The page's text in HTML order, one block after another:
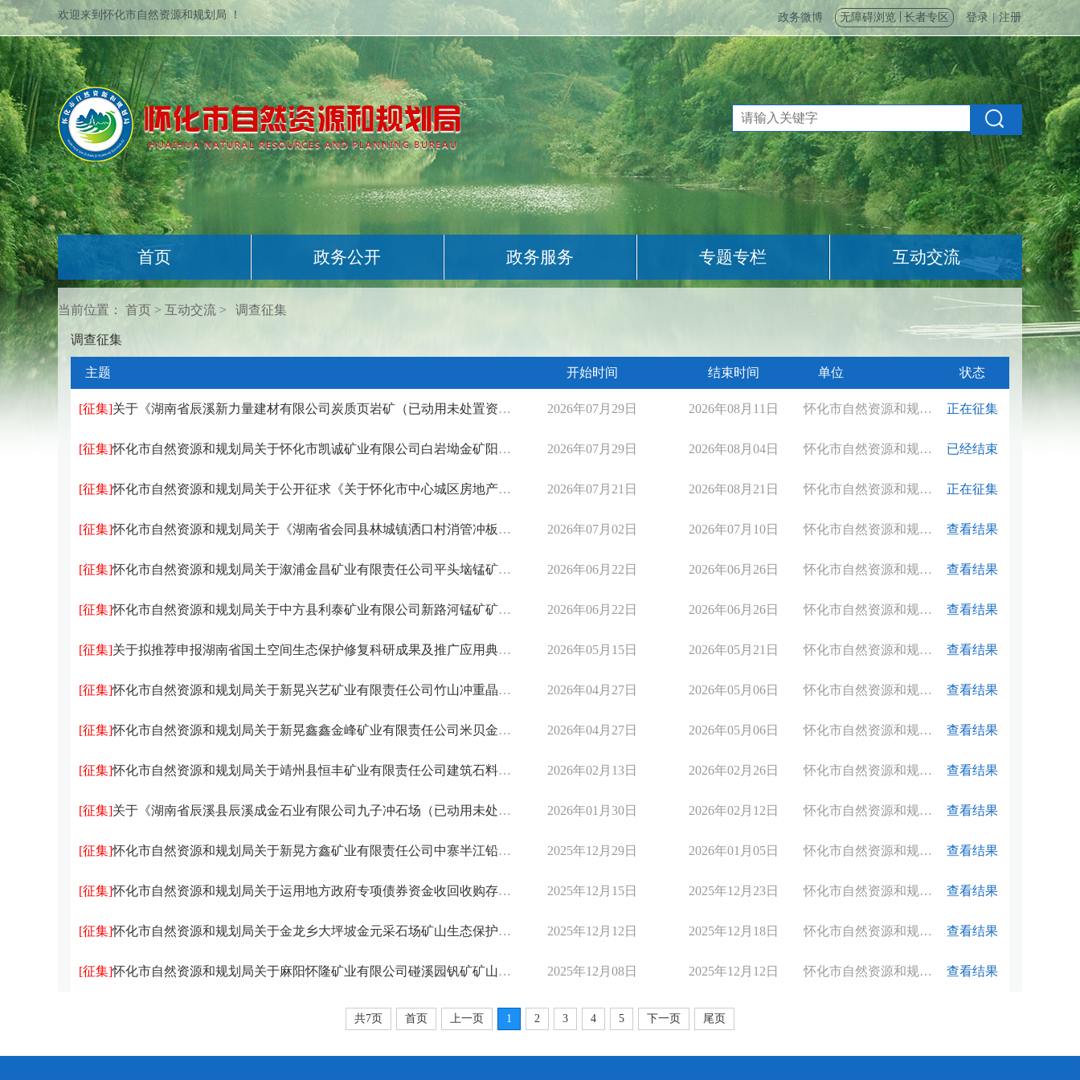
欢迎来到怀化市自然资源和规划局 ！ 政务微博 无障碍浏览 长者专区 登录 |注册
首页 政务公开 政务服务 专题专栏 互动交流
当前位置： 首页 > 互动交流 > 调查征集
调查征集
主题 开始时间 结束时间 单位 状态
[征集]关于《湖南省辰溪新力量建材有限公司炭质页岩矿（已动用未处置资源）采矿权出让收益评估报告摘要》的公示 2026年07月29日 2026年08月11日 怀化市自然资源和规划局 正在征集
[征集]怀化市自然资源和规划局关于怀化市凯诚矿业有限公司白岩坳金矿阳湾团矿区矿山生态保护修复分期验收合格的公示 2026年07月29日 2026年08月04日 怀化市自然资源和规划局 已经结束
[征集]怀化市自然资源和规划局关于公开征求《关于怀化市中心城区房地产用地项目容积率认定及增加容积率补缴土地出让价款有关事项的通知（修订稿）》意见建议的通 告 2026年07月21日 2026年08月21日 怀化市自然资源和规划局 正在征集
[征集]怀化市自然资源和规划局关于《湖南省会同县林城镇洒口村消管冲板岩矿生态修复方案》通过专家评审的公示 2026年07月02日 2026年07月10日 怀化市自然资源和规划局 查看结果
[征集]怀化市自然资源和规划局关于溆浦金昌矿业有限责任公司平头垴锰矿矿山生态保护修复分期验收合格的公示 2026年06月22日 2026年06月26日 怀化市自然资源和规划局 查看结果
[征集]怀化市自然资源和规划局关于中方县利泰矿业有限公司新路河锰矿矿山生态保护修复分期验收合格的公示 2026年06月22日 2026年06月26日 怀化市自然资源和规划局 查看结果
[征集]关于拟推荐申报湖南省国土空间生态保护修复科研成果及推广应用典型案例的公示 2026年05月15日 2026年05月21日 怀化市自然资源和规划局 查看结果
[征集]怀化市自然资源和规划局关于新晃兴艺矿业有限责任公司竹山冲重晶石矿矿山生态保护修复分期验收合格的公示 2026年04月27日 2026年05月06日 怀化市自然资源和规划局 查看结果
[征集]怀化市自然资源和规划局关于新晃鑫鑫金峰矿业有限责任公司米贝金矿矿山生态保护修复分期验收合格的公示 2026年04月27日 2026年05月06日 怀化市自然资源和规划局 查看结果
[征集]怀化市自然资源和规划局关于靖州县恒丰矿业有限责任公司建筑石料用灰岩矿矿山生态保护修复关闭验收合格的公示 2026年02月13日 2026年02月26日 怀化市自然资源和规划局 查看结果
[征集]关于《湖南省辰溪县辰溪成金石业有限公司九子冲石场（已动用未处置资源）采矿权出让收益评估报告摘要》的公示 2026年01月30日 2026年02月12日 怀化市自然资源和规划局 查看结果
[征集]怀化市自然资源和规划局关于新晃方鑫矿业有限责任公司中寨半江铅锌矿矿山生态保护修复分期验收合格的公示 2025年12月29日 2026年01月05日 怀化市自然资源和规划局 查看结果
[征集]怀化市自然资源和规划局关于运用地方政府专项债券资金收回收购存量闲置土地的征集公告 2025年12月15日 2025年12月23日 怀化市自然资源和规划局 查看结果
[征集]怀化市自然资源和规划局关于金龙乡大坪坡金元采石场矿山生态保护修复分期验收合格的公示 2025年12月12日 2025年12月18日 怀化市自然资源和规划局 查看结果
[征集]怀化市自然资源和规划局关于麻阳怀隆矿业有限公司碰溪园钒矿矿山生态保护修复分期验收合格的公示 2025年12月08日 2025年12月12日 怀化市自然资源和规划局 查看结果
共7页 首页 上一页 1 2 3 4 5 下一页 尾页